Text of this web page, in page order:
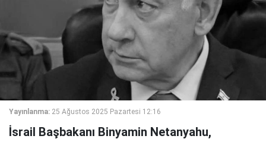
Yayınlanma: 25 Ağustos 2025 Pazartesi 12:16
İsrail Başbakanı Binyamin Netanyahu,